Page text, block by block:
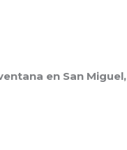
en San Miguel,